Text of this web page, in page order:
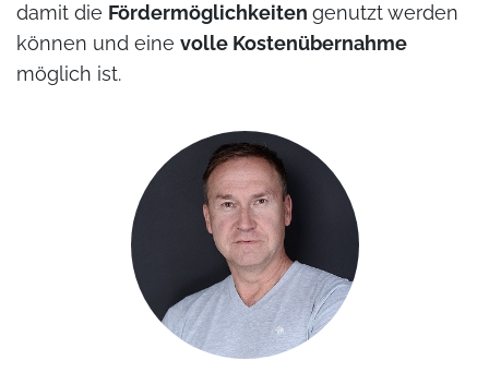
damit die Fördermöglichkeiten genutzt werden
können und eine volle Kostenübernahme
möglich ist.